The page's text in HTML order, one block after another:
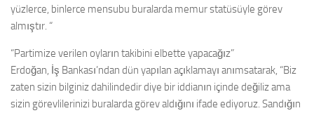
yüzlerce, binlerce mensubu buralarda memur statüsüyle görev
almıştır. “
“Partimize verilen oyların takibini elbette yapacağız”
Erdoğan, İş Bankası’ndan dün yapılan açıklamayı anımsatarak, “Biz
zaten sizin bilginiz dahilindedir diye bir iddianın içinde değiliz ama
sizin görevlilerinizi buralarda görev aldığını ifade ediyoruz. Sandığın